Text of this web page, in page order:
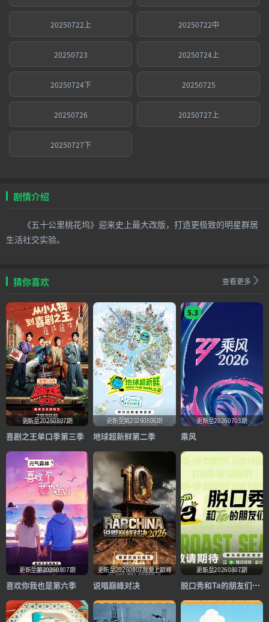
20250722上 20250722中
20250723 20250724上
20250724下 20250725
20250726 20250727上
20250727下
剧情介绍
《五十公里桃花坞》迎来史上最大改版，打造更极致的明星群居
生活社交实验。
猜你喜欢 查看更多
更新至20260807期
喜剧之王单口季第三季
更新至第20260806期
地球超新鲜第二季
5.3
更新至20260703期
乘风
更新至第20260807期
喜欢你我也是第六季
更新至20260807我要上巅峰
说唱巅峰对决
更新至20260807期
脱口秀和Ta的朋友们第三季